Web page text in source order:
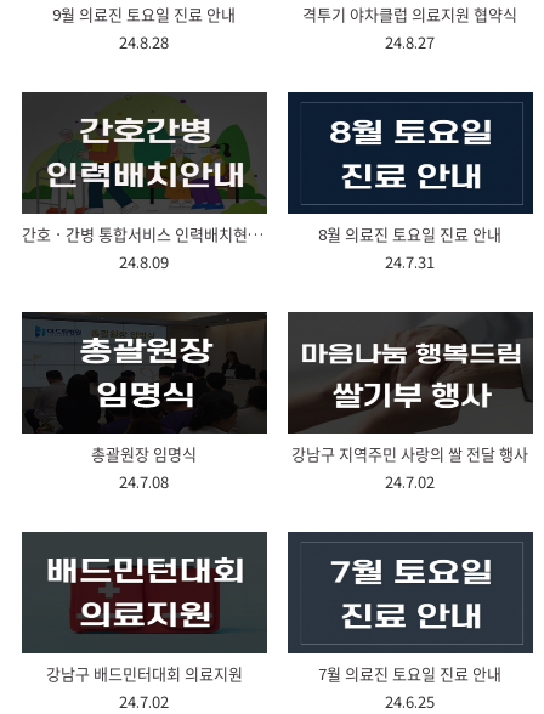
9월 의료진 토요일 진료 안내
24.8.28
격투기 야차클럽 의료지원 협약식
24.8.27
간호ㆍ간병 통합서비스 인력배치현황 안내
24.8.09
8월 의료진 토요일 진료 안내
24.7.31
총괄원장 임명식
24.7.08
강남구 지역주민 사랑의 쌀 전달 행사
24.7.02
강남구 배드민터대회 의료지원
24.7.02
7월 의료진 토요일 진료 안내
24.6.25